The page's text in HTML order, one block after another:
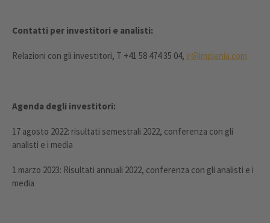
Contatti per investitori e analisti:
Relazioni con gli investitori, T +41 58 474 35 04, ir@implenia.com
Agenda degli investitori:
17 agosto 2022: risultati semestrali 2022, conferenza con gli
analisti e i media
1 marzo 2023: Risultati annuali 2022, conferenza con gli analisti e i
media